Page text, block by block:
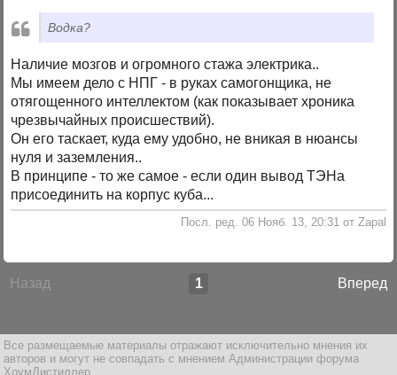
Водка?
Наличие мозгов и огромного стажа электрика..
Мы имеем дело с НПГ - в руках самогонщика, не
отягощенного интеллектом (как показывает хроника
чрезвычайных происшествий).
Он его таскает, куда ему удобно, не вникая в нюансы
нуля и заземления..
В принципе - то же самое - если один вывод ТЭНа
присоединить на корпус куба...
Посл. ред. 06 Нояб. 13, 20:31 от Zapal
Назад Вперед
1
Все размещаемые материалы отражают исключительно мнения их
авторов и могут не совпадать с мнением Администрации форума
ХоумДистиллер.